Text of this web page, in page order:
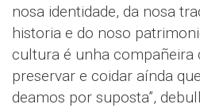
nosa identidade, da nosa
historia e do noso
cultura é unha compañeira
preservar e coidar aínda
deamos por suposta”,